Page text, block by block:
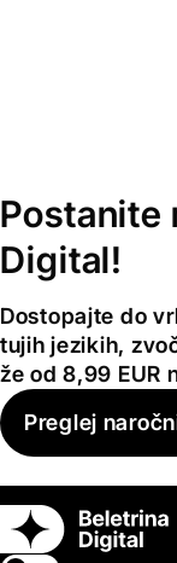
Postanite
Digital!
Dostopajte do
tujih jezikih,
že od 8,99 EUR
Preglej